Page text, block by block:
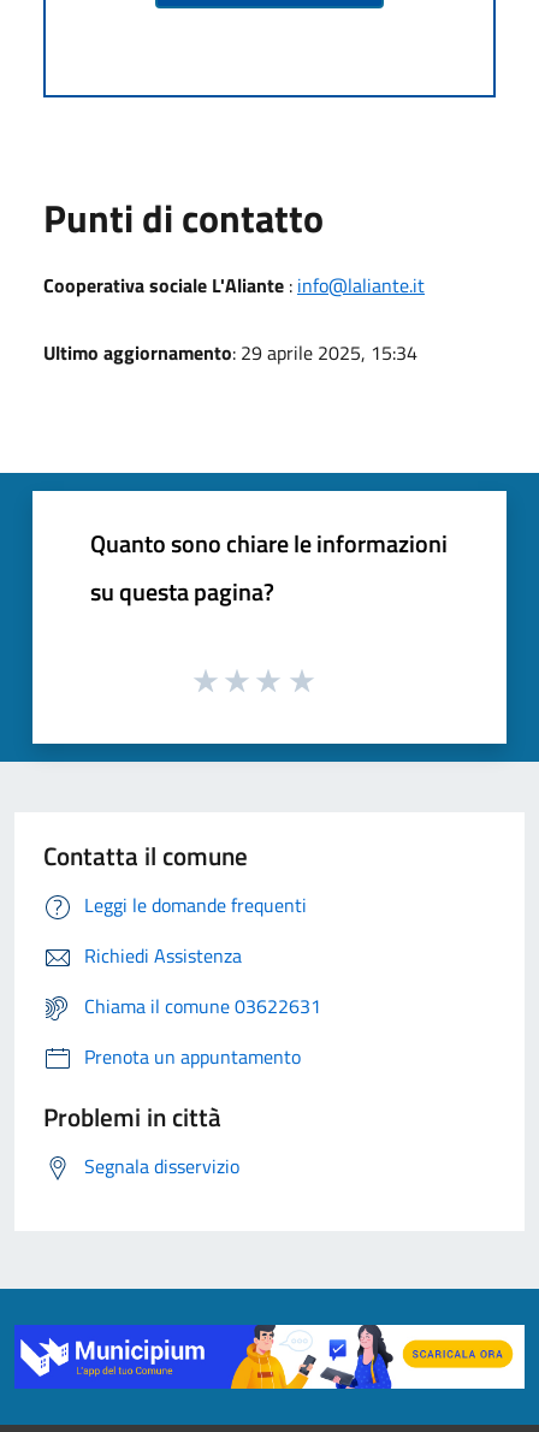
Punti di contatto
Cooperativa sociale L'Aliante : info@laliante.it
Ultimo aggiornamento: 29 aprile 2025, 15:34
Quanto sono chiare le informazioni
su questa pagina?
Contatta il comune
Leggi le domande frequenti
Richiedi Assistenza
Chiama il comune 03622631
Prenota un appuntamento
Problemi in città
Segnala disservizio